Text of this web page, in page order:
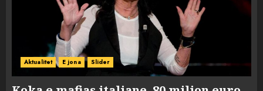
Aktualitet E jona Slider